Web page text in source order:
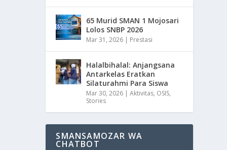
65 Murid SMAN 1 Mojosari
Lolos SNBP 2026
Mar 31, 2026 | Prestasi
Halalbihalal: Anjangsana
Antarkelas Eratkan
Silaturahmi Para Siswa
Mar 30, 2026 |Aktivitas, OSIS,
Stories
SMANSAMOZAR WA
CHATBOT